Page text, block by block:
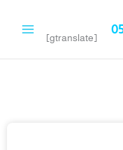
[gtranslate]